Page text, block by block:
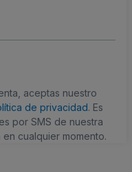
aceptas nuestro
de privacidad. Es
por SMS de nuestra
cualquier momento.